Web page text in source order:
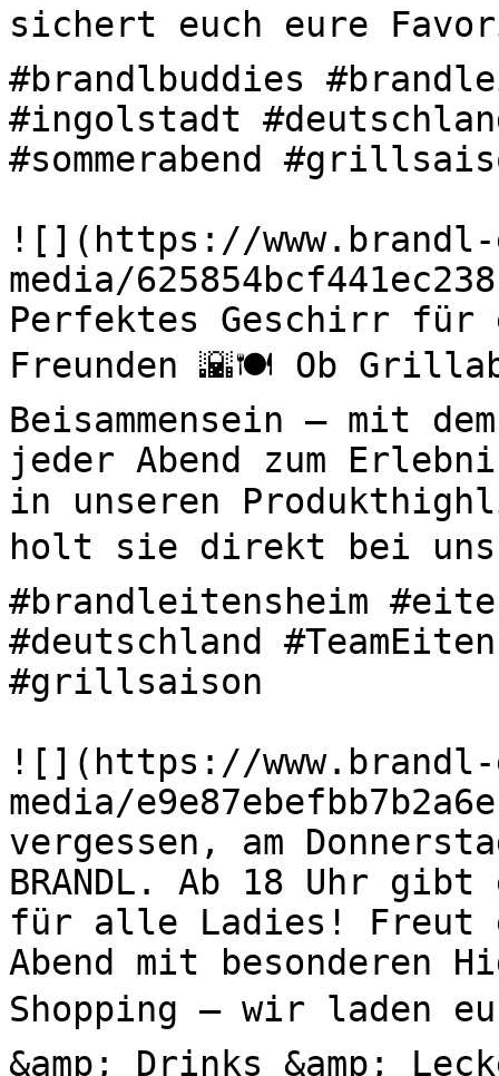
sichert euch eure
#brandlbuddies
#ingolstadt
#sommerabend
![](https://
media/
Perfektes Geschirr für
Freunden 🌇🍽️ Ob
Beisammensein – mit
jeder Abend zum
in unseren
holt sie direkt bei uns
#brandleitensheim
#deutschland
#grillsaison
![](https://
media/
vergessen, am
BRANDL. Ab 18 Uhr
für alle Ladies! Freut
Abend mit besonderen
Shopping – wir laden
&amp; Drinks &amp;